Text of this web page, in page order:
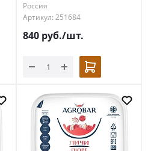
Россия
Артикул: 251684
840 руб./шт.